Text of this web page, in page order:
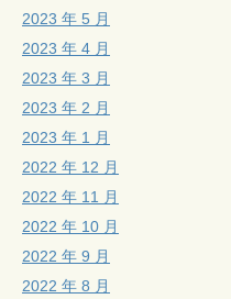
2023 年 5 月
2023 年 4 月
2023 年 3 月
2023 年 2 月
2023 年 1 月
2022 年 12 月
2022 年 11 月
2022 年 10 月
2022 年 9 月
2022 年 8 月